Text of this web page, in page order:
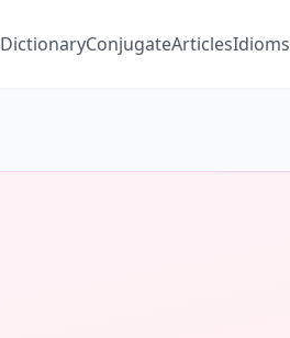
DictionaryConjugateArticlesIdioms